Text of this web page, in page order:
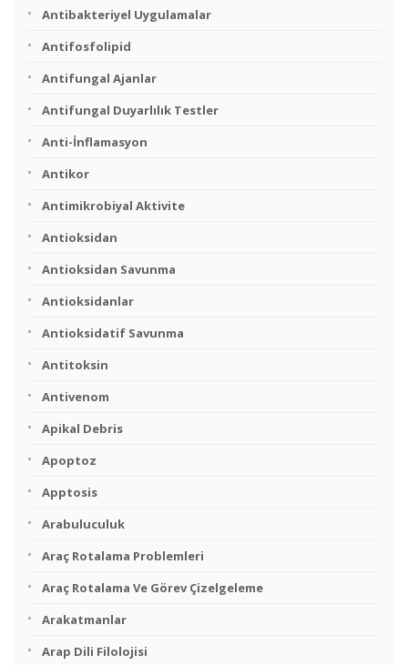
Antibakteriyel Uygulamalar
Antifosfolipid
Antifungal Ajanlar
Antifungal Duyarlılık Testler
Anti-İnflamasyon
Antikor
Antimikrobiyal Aktivite
Antioksidan
Antioksidan Savunma
Antioksidanlar
Antioksidatif Savunma
Antitoksin
Antivenom
Apikal Debris
Apoptoz
Apptosis
Arabuluculuk
Araç Rotalama Problemleri
Araç Rotalama Ve Görev Çizelgeleme
Arakatmanlar
Arap Dili Filolojisi